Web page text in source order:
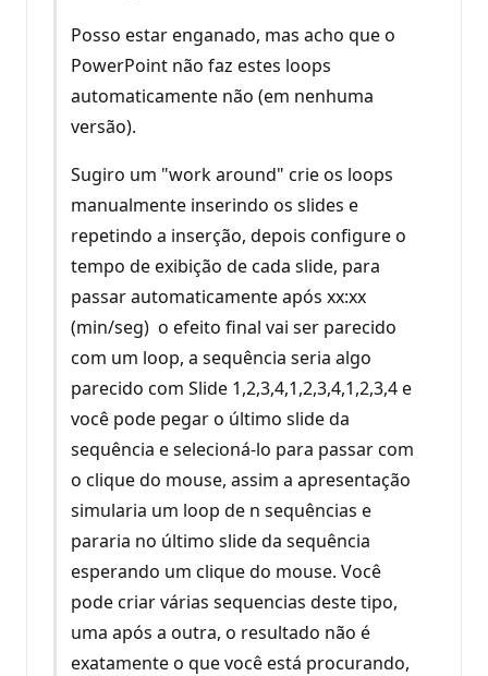
Posso estar enganado, mas acho que o
PowerPoint não faz estes loops
automaticamente não (em nenhuma
versão).
Sugiro um "work around" crie os loops
manualmente inserindo os slides e
repetindo a inserção, depois configure o
tempo de exibição de cada slide, para
passar automaticamente após xx:xx
(min/seg) o efeito final vai ser parecido
com um loop, a sequência seria algo
parecido com Slide 1,2,3,4,1,2,3,4,1,2,3,4 e
você pode pegar o último slide da
sequência e selecioná-lo para passar com
o clique do mouse, assim a apresentação
simularia um loop de n sequências e
pararia no último slide da sequência
esperando um clique do mouse. Você
pode criar várias sequencias deste tipo,
uma após a outra, o resultado não é
exatamente o que você está procurando,